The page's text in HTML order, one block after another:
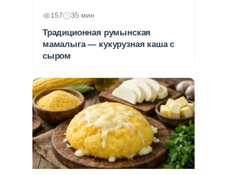
157 35 мин
Традиционная румынская
мамалыга — кукурузная каша с
сыром